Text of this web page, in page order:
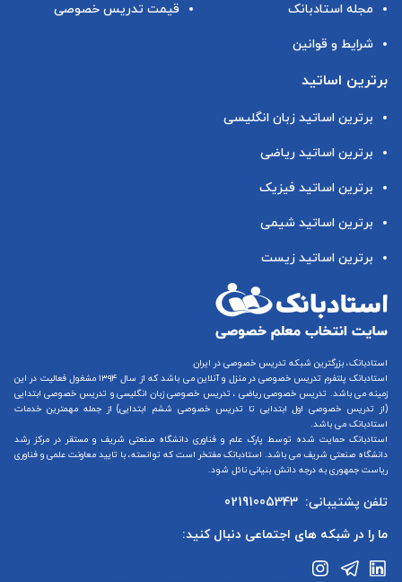
مجله استادبانک
شرایط و قوانین
قیمت تدریس خصوصی
برترین اساتید
برترین اساتید زبان انگلیسی
برترین اساتید ریاضی
برترین اساتید فیزیک
برترین اساتید شیمی
برترین اساتید زیست
استادبانک، بزرگترین شبکه تدریس خصوصی در ایران
استادبانک پلتفرم تدریس خصوصی در منزل و آنلاین
می باشد که از سال ۱۳۹۴ مشغول فعالیت در این
زمینه می باشد. تدریس خصوصی ریاضی ، تدریس خصوصی زبان انگلیسیو تدریس خصوصی ابتدایی
(از تدریس خصوصی اول ابتدایی تا تدریس خصوصی ششم ابتدایی) از جمله مهمترین خدمات
استادبانک می باشد.
استادبانک حمایت شده توسط پارک علم و فناوری دانشگاه صنعتی شریف و مستقر در مرکز رشد
دانشگاه صنعتی شریف می باشد. استادبانک مفتخر است که توانسته، با تایید معاونت علمی و فناوری
ریاست جمهوری به درجه دانش بنیانی نائل شود.
تلفن پشتیبانی: 02191005343
ما را در شبکه های اجتماعی دنبال کنید: